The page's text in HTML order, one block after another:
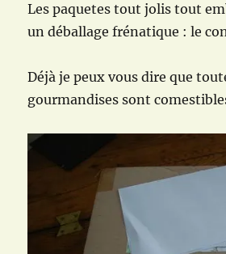
Les paquetes tout jolis tout
un déballage frénatique : le
Déjà je peux vous dire que
gourmandises sont